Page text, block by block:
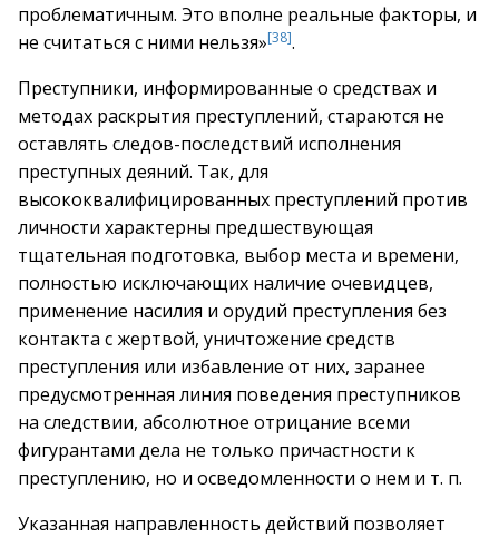
проблематичным. Это вполне реальные факторы, и
не считаться с ними нельзя»[38].
Преступники, информированные о средствах и
методах раскрытия преступлений, стараются не
оставлять следов-последствий исполнения
преступных деяний. Так, для
высококвалифицированных преступлений против
личности характерны предшествующая
тщательная подготовка, выбор места и времени,
полностью исключающих наличие очевидцев,
применение насилия и орудий преступления без
контакта с жертвой, уничтожение средств
преступления или избавление от них, заранее
предусмотренная линия поведения преступников
на следствии, абсолютное отрицание всеми
фигурантами дела не только причастности к
преступлению, но и осведомленности о нем и т. п.
Указанная направленность действий позволяет